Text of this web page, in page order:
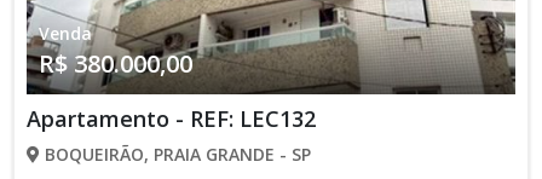
Venda
R$ 380.000,00
Apartamento - REF: LEC132
BOQUEIRÃO, PRAIA GRANDE - SP